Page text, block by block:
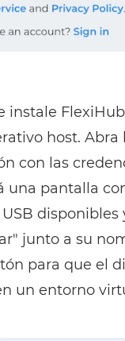
instale
host. Abra
con las
una pantalla
disponibles
junto a su
para que el
un entorno